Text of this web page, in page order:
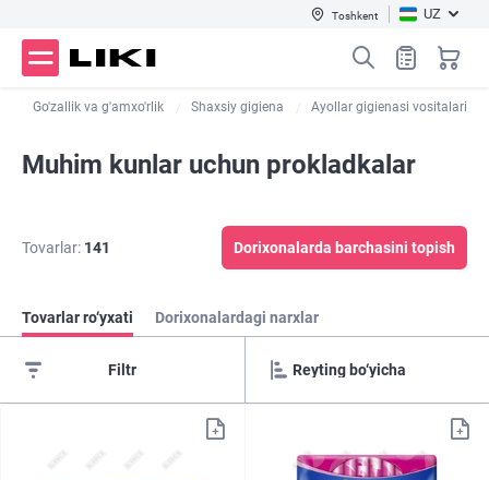
Toshkent UZ
Go'zallik va g'amxo'rlik Shaxsiy gigiena Ayollar gigienasi vositalari
Muhim kunlar uchun prokladkalar
Tovarlar: 141 Dorixonalarda barchasini topish
Tovarlar ro‘yxati Dorixonalardagi narxlar
Filtr